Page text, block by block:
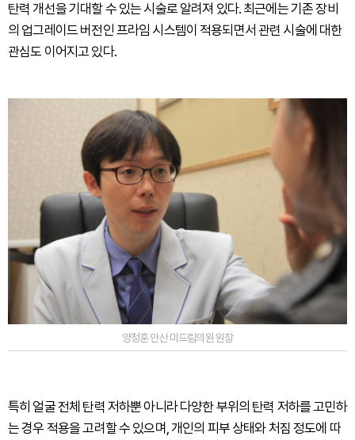
탄력 개선을 기대할 수 있는 시술로 알려져 있다. 최근에는 기존 장비
의 업그레이드 버전인 프라임 시스템이 적용되면서 관련 시술에 대한
관심도 이어지고 있다.
양청훈 안산 미드림의원 원장
특히 얼굴 전체 탄력 저하뿐 아니라 다양한 부위의 탄력 저하를 고민하
는 경우 적용을 고려할 수 있으며, 개인의 피부 상태와 처짐 정도에 따